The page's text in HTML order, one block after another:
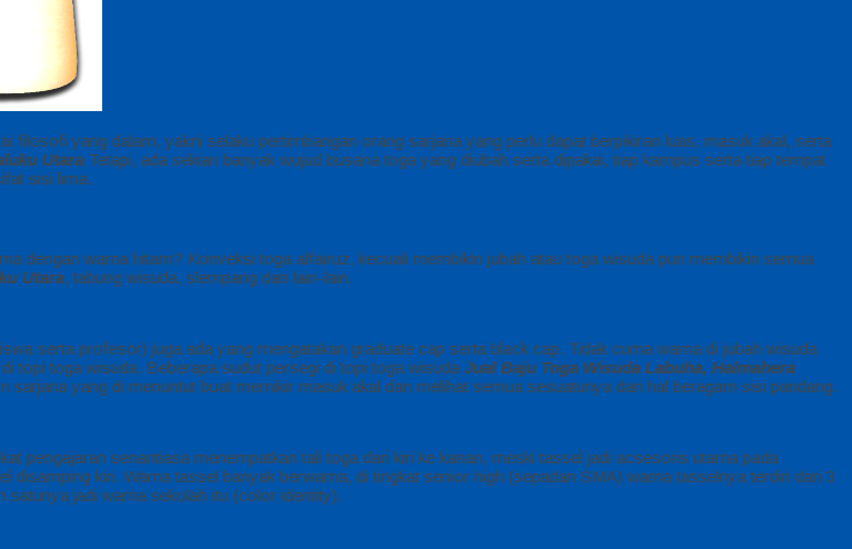
yang dalam, yakni selaku pertimbangan orang sarjana yang perlu dapat berpikiran luas, masuk akal, serta
Utara Tetapi, ada sekian banyak wujud busana toga yang diubah serta dipakai, tiap kampus serta tiap tempat
sisi lima.
dengan warna hitam? Konveksi toga alfairuz, kecuali membikin jubah atau toga wisuda pun membikin semua
Utara, tabung wisuda, slempang dan lain-lain.
serta profesor) juga ada yang mengatakan graduate cap serta black cap. Tidak cuma warna di jubah wisuda
topi toga wisuda. Beberapa sudut persegi di topi toga wisuda Jual Baju Toga Wisuda Labuha, Halmahera
yang di menuntut buat memikir masuk akal dan melihat semua sesuatunya dari hal beragam sisi pandang.
pengajaran senantiasa menempatkan tali toga dari kiri ke kanan, meski tassel jadi acsesoris utama pada
kiri. Warna tassel banyak berwarna, di tingkat senior high (sepadan SMA) warna tasselnya terdiri dari 3
satunya jadi warna sekolah itu (color identity).